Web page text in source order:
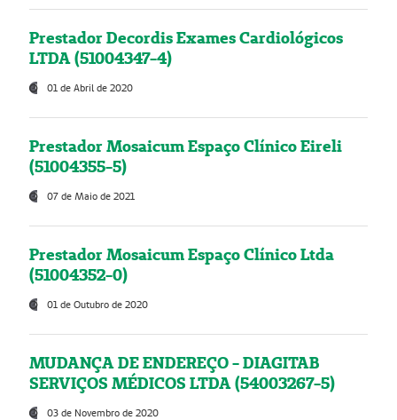
Prestador Decordis Exames Cardiológicos
LTDA (51004347-4)
01 de Abril de 2020
Prestador Mosaicum Espaço Clínico Eireli
(51004355-5)
07 de Maio de 2021
Prestador Mosaicum Espaço Clínico Ltda
(51004352-0)
01 de Outubro de 2020
MUDANÇA DE ENDEREÇO - DIAGITAB
SERVIÇOS MÉDICOS LTDA (54003267-5)
03 de Novembro de 2020